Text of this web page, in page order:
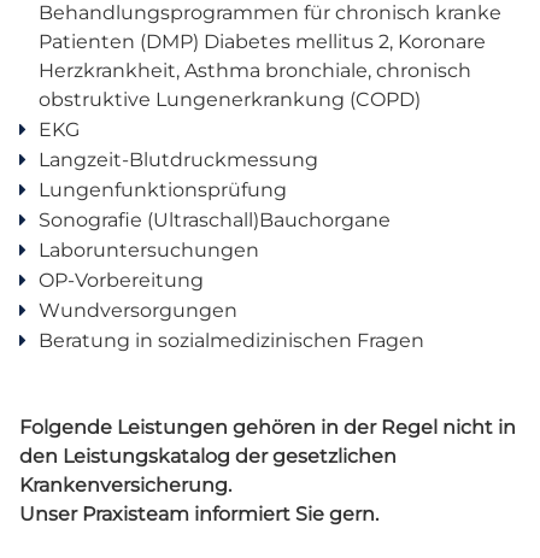
Behandlungsprogrammen für chronisch kranke
Patienten (DMP) Diabetes mellitus 2, Koronare
Herzkrankheit, Asthma bronchiale, chronisch
obstruktive Lungenerkrankung (COPD)
EKG
Langzeit-Blutdruckmessung
Lungenfunktionsprüfung
Sonografie (Ultraschall)Bauchorgane
Laboruntersuchungen
OP-Vorbereitung
Wundversorgungen
Beratung in sozialmedizinischen Fragen
Folgende Leistungen gehören in der Regel nicht in
den Leistungskatalog der gesetzlichen
Krankenversicherung.
Unser Praxisteam informiert Sie gern.